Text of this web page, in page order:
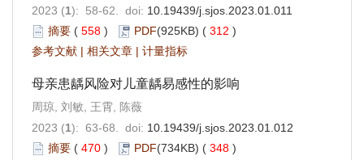
2023 (1): 58-62. doi: 10.19439/j.sjos.2023.01.011
摘要 ( 558 ) PDF(925KB) ( 312 )
参考文献 | 相关文章 | 计量指标
母亲患龋风险对儿童龋易感性的影响
周琼, 刘敏, 王霄, 陈薇
2023 (1): 63-68. doi: 10.19439/j.sjos.2023.01.012
摘要 ( 470 ) PDF(734KB) ( 348 )